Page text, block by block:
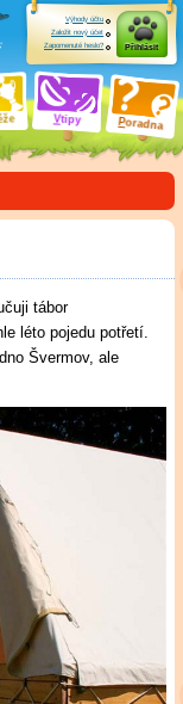
Vtipy Poradna
Výhody účtu
Založit nový účet
Zapomenuté heslo?
Přihlásit
tábor
léto pojedu potřetí.
Švermov, ale